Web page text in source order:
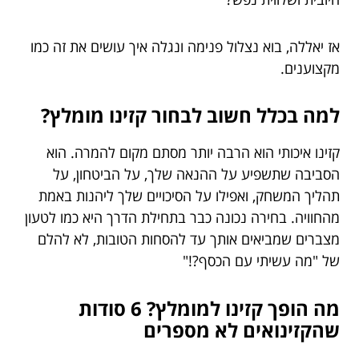
אז יאללה, בוא נצלול פנימה ונגלה איך עושים את זה כמו
מקצוענים.
למה בכלל חשוב לבחור קזינו מומלץ?
קזינו איכותי הוא הרבה יותר מסתם מקום להמרה. הוא
הסביבה שתשפיע על ההנאה שלך, על הביטחון, על
תהליך המשחק, ואפילו על הסיכויים שלך ליהנות באמת
מהחוויה. בחירה נכונה כבר בתחילת הדרך היא כמו לטעון
מצברים שמביאים אותך עד להסחות הטובות, לא להלם
של "מה עשיתי עם הכסף?!"
מה הופך קזינו למומלץ? 6 סודות
שהקזינואים לא מספרים